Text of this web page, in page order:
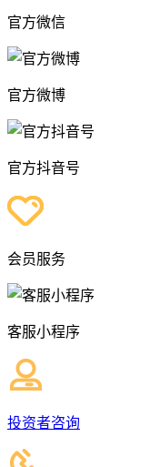
官方微信
官方微博
官方抖音号
会员服务
客服小程序
投资者咨询